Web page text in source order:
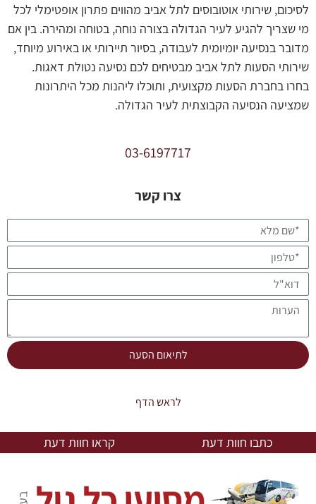
לסיכום, שירותי אוטובוסים לתל אביב מהווים פתרון אופטימלי לכל
מי שצריך להגיע לעיר הגדולה בצורה נוחה, בטוחה ומהירה. בין אם
מדובר בנסיעה יומיומית לעבודה, בסיור תיירותי או באירוע מיוחד,
שירותי הסעות לתל אביב מבטיחים לכם נסיעה נטולת דאגות.
בחרו בחברת הסעות מקצועית, ותוכלו ליהנות מכל היתרונות
שמציעה הנסיעה הקבוצתית לעיר הגדולה.
03-6197717
צרו קשר
לתיאום הסעה
לראש הדף
כתבו חוות דעת קראו חוות דעת